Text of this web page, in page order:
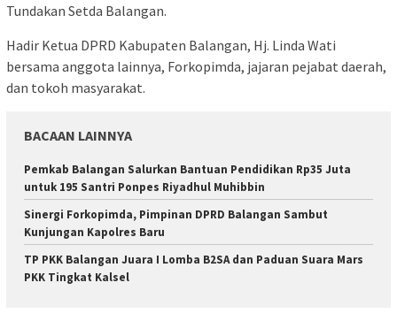
Tundakan Setda Balangan.
Hadir Ketua DPRD Kabupaten Balangan, Hj. Linda Wati
bersama anggota lainnya, Forkopimda, jajaran pejabat daerah,
dan tokoh masyarakat.
BACAAN LAINNYA
Pemkab Balangan Salurkan Bantuan Pendidikan Rp35 Juta
untuk 195 Santri Ponpes Riyadhul Muhibbin
Sinergi Forkopimda, Pimpinan DPRD Balangan Sambut
Kunjungan Kapolres Baru
TP PKK Balangan Juara I Lomba B2SA dan Paduan Suara Mars
PKK Tingkat Kalsel